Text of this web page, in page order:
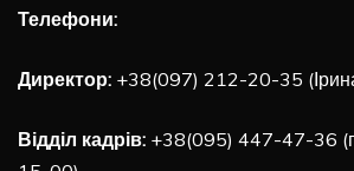
Телефони:
Директор: +38(097) 212-20-35 (Ірина
Відділ кадрів: +38(095) 447-47-36